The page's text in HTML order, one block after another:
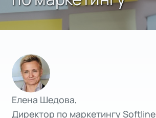
Елена Шедова,
Директор по маркетингу Softline